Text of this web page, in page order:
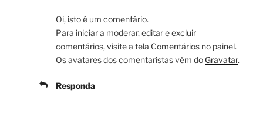
Oi, isto é um comentário.
Para iniciar a moderar, editar e excluir
comentários, visite a tela Comentários no painel.
Os avatares dos comentaristas vêm do Gravatar.
Responda